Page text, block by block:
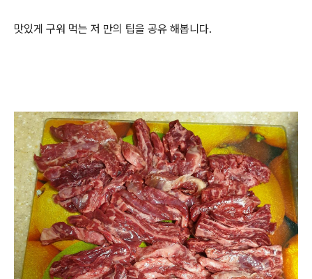
맛있게 구워 먹는 저 만의 팁을 공유 해봅니다.